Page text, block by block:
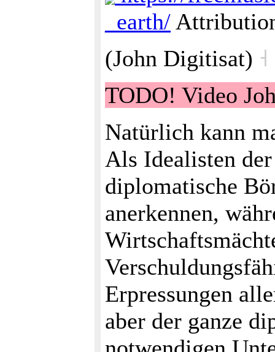
_earth/
(John Digitisat) ˧
TODO! Video
Natürlich kann
Als Idealisten
diplomatische
anerkennen,
Erpressungen
aber der ganze